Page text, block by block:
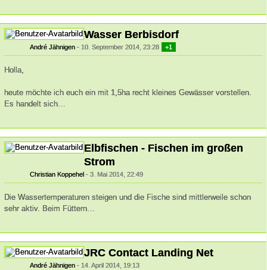
Wasser Berbisdorf
André Jähnigen 10. September 2014, 23:28 +1
Holla,
heute möchte ich euch ein mit 1,5ha recht kleines Gewässer vorstellen.
Es handelt sich…
Elbfischen - Fischen im großen
Strom
Christian Koppehel 3. Mai 2014, 22:49
Die Wassertemperaturen steigen und die Fische sind mittlerweile schon
sehr aktiv. Beim Füttern…
JRC Contact Landing Net
André Jähnigen 14. April 2014, 19:13